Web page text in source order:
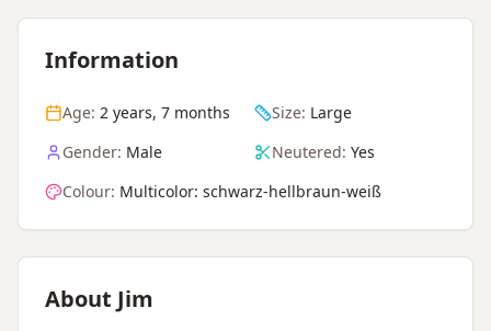
Information
Age: 2 years, 7 months Size: Large
Gender: Male Neutered: Yes
Colour: Multicolor: schwarz-hellbraun-weiß
About Jim